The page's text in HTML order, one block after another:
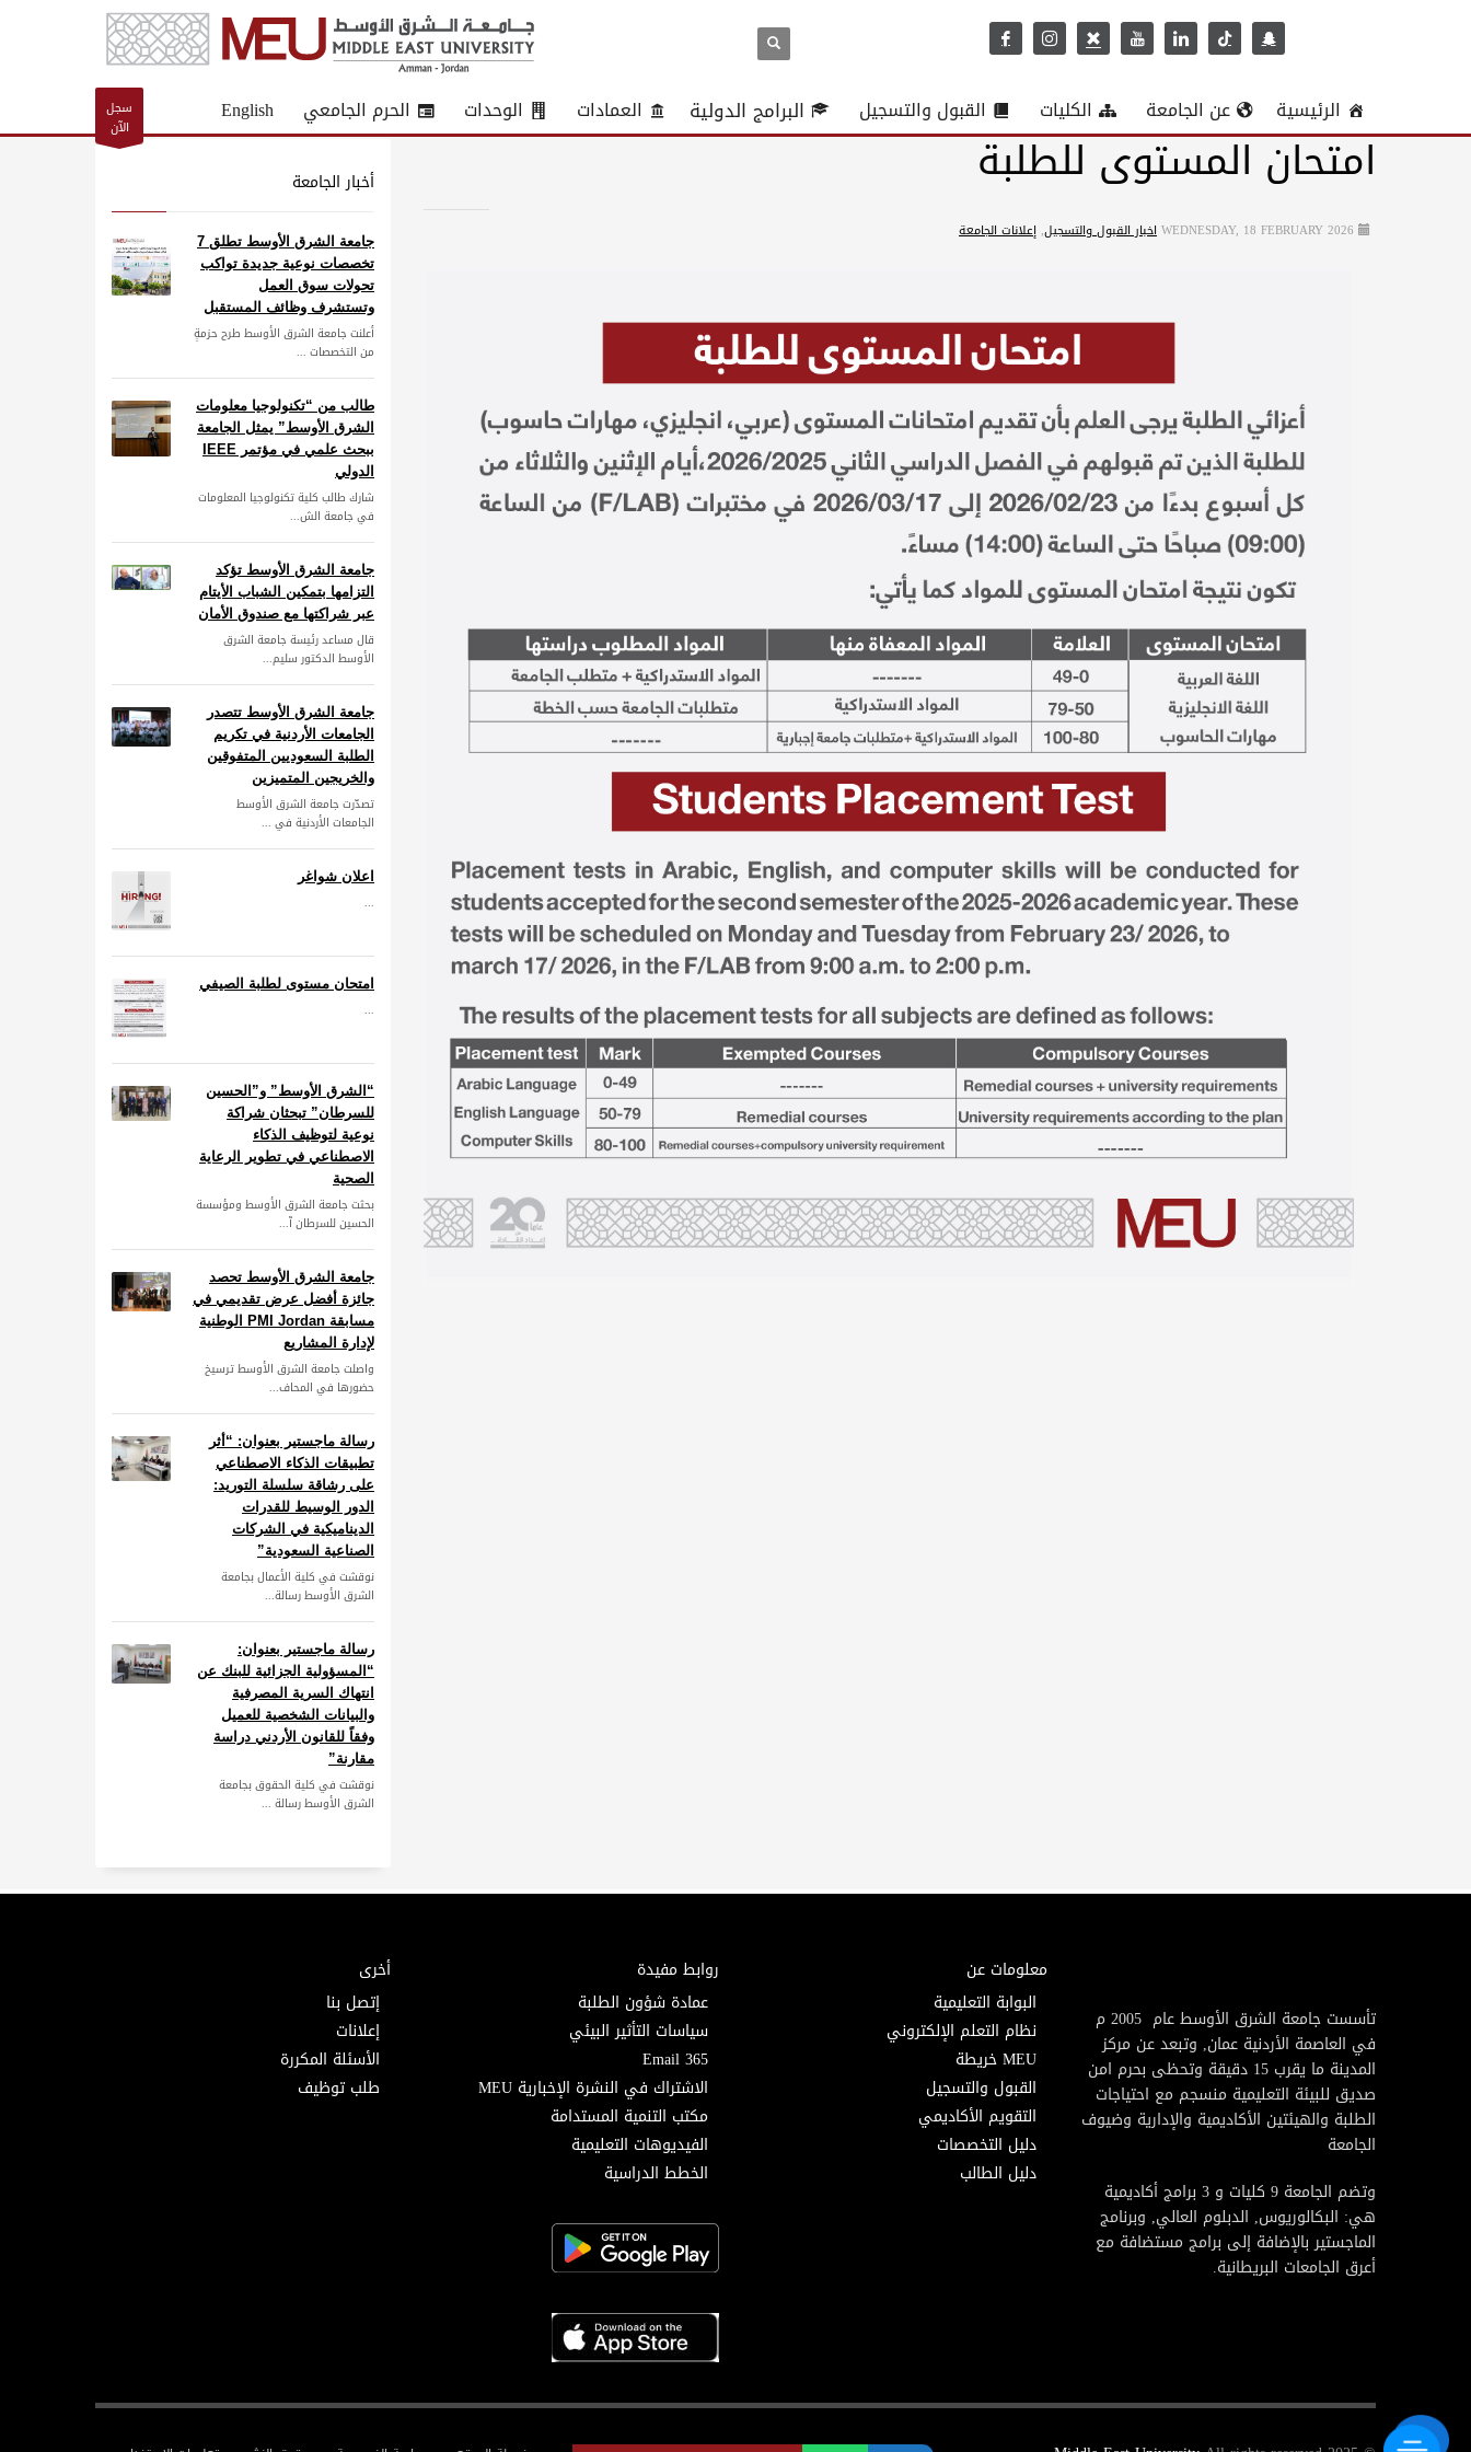
الرئيسية عن الجامعة الكليات القبول والتسجيل البرامج الدولية العمادات الوحدات الحرم الجامعي English
سجل
الآن
امتحان المستوى للطلبة
WEDNESDAY, 18 FEBRUARY 2026اخبار القبول والتسجيل,إعلانات الجامعة
أخبار الجامعة
جامعة الشرق الأوسط تطلق 7
تخصصات نوعية جديدة تواكب
تحولات سوق العمل
وتستشرف وظائف المستقبل
أعلنت جامعة الشرق الأوسط طرح حزمةٍ
من التخصصات ...
طالب من “تكنولوجيا معلومات
الشرق الأوسط” يمثل الجامعة
ببحث علمي في مؤتمر IEEE
الدولي
شارك طالب كلية تكنولوجيا المعلومات
في جامعة الش...
جامعة الشرق الأوسط تؤكد
التزامها بتمكين الشباب الأيتام
عبر شراكتها مع صندوق الأمان
قال مساعد رئيسة جامعة الشرق
الأوسط الدكتور سليم...
جامعة الشرق الأوسط تتصدر
الجامعات الأردنية في تكريم
الطلبة السعوديين المتفوقين
والخريجين المتميزين
تصدّرت جامعة الشرق الأوسط
الجامعات الأردنية في ...
اعلان شواغر
...
امتحان مستوى لطلبة الصيفي
...
“الشرق الأوسط” و”الحسين
للسرطان” تبحثان شراكة
نوعية لتوظيف الذكاء
الاصطناعي في تطوير الرعاية
الصحية
بحثت جامعة الشرق الأوسط ومؤسسة
الحسين للسرطان آ...
جامعة الشرق الأوسط تحصد
جائزة أفضل عرض تقديمي في
مسابقة PMI Jordan الوطنية
لإدارة المشاريع
واصلت جامعة الشرق الأوسط ترسيخ
حضورها في المحاف...
رسالة ماجستير بعنوان: “أثر
تطبيقات الذكاء الاصطناعي
على رشاقة سلسلة التوريد:
الدور الوسيط للقدرات
الديناميكية في الشركات
الصناعية السعودية”
نوقشت في كلية الأعمال بجامعة
الشرق الأوسط رسالة...
رسالة ماجستير بعنوان:
“المسؤولية الجزائية للبنك عن
انتهاك السرية المصرفية
والبيانات الشخصية للعميل
وفقاً للقانون الأردني دراسة
مقارنة”
نوقشت في كلية الحقوق بجامعة
الشرق الأوسط رسالة ...
تأسست جامعة الشرق الأوسط عام 2005 م
في العاصمة الأردنية عمان, وتبعد عن مركز
المدينة ما يقرب 15 دقيقة وتحظى بحرم امن
صديق للبيئة التعليمية منسجم مع احتياجات
الطلبة والهيئتين الأكاديمية والإدارية وضيوف
الجامعة
وتضم الجامعة 9 كليات و 3 برامج أكاديمية
هي: البكالوريوس, الدبلوم العالي, وبرنامج
الماجستير بالإضافة إلى برامج مستضافة مع
أعرق الجامعات البريطانية.
معلومات عن
البوابة التعليمية
نظام التعلم الإلكتروني
MEU خريطة
القبول والتسجيل
التقويم الأكاديمي
دليل التخصصات
دليل الطالب
روابط مفيدة
عمادة شؤون الطلبة
سياسات التأثير البيئي
Email 365
الاشتراك في النشرة الإخبارية MEU
مكتب التنمية المستدامة
الفيديوهات التعليمية
الخطط الدراسية
أخرى
إتصل بنا
إعلانات
الأسئلة المكررة
طلب توظيف